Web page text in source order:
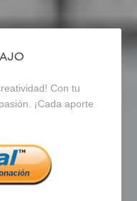
Con tu
¡Cada aporte